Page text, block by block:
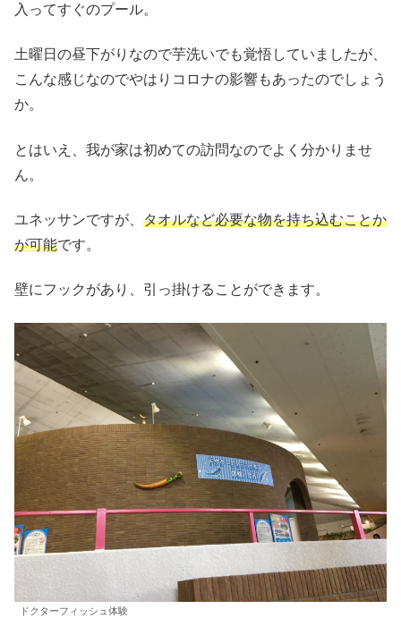
入ってすぐのプール。
土曜日の昼下がりなので芋洗いでも覚悟していましたが、
こんな感じなのでやはりコロナの影響もあったのでしょう
か。
とはいえ、我が家は初めての訪問なのでよく分かりませ
ん。
ユネッサンですが、 タオルなど必要な物を持ち込むことか
が可能です。
壁にフックがあり、引っ掛けることができます。
ドクターフィッシュ体験